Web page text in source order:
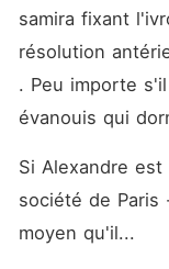
samira fixant
résolution
. Peu importe
évanouis qui
Si Alexandre
société de
moyen qu'il...